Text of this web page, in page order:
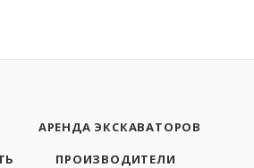
АРЕНДА ЭКСКАВАТОРОВ
ПРОИЗВОДИТЕЛИ